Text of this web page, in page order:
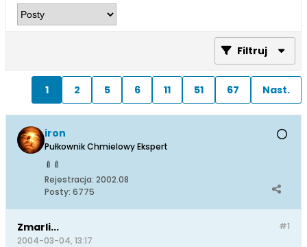
Filtruj
1 2 5 6 11 51 67 Nast.
iron
Pułkownik Chmielowy Ekspert
🍼 🍼
Rejestracja: 2002.08
Posty: 6775
#1
Zmarli...
2004-03-04, 13:17